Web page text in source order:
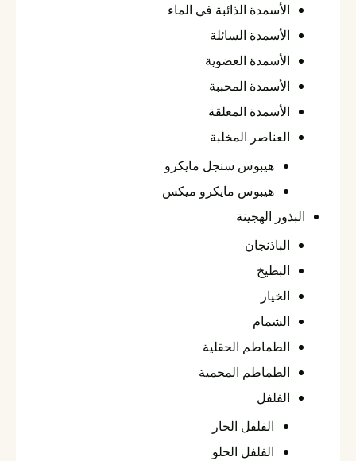
الأسمدة الذائبة في الماء
الأسمدة السائلة
الأسمدة العضوية
الأسمدة المحببة
الأسمدة المعلقة
العناصر المخلبة
هيبوس سنجل مايكرو
هيبوس مايكرو ميكس
البذور الهجينة
الباذنجان
البطيخ
الخيار
الشمام
الطماطم الحقلية
الطماطم المحمية
الفلفل
الفلفل الحار
الفلفل الحلو